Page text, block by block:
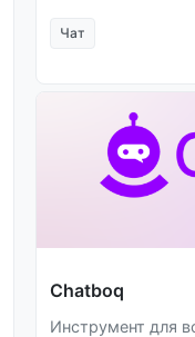
Чат
Chatboq
Инструмент для